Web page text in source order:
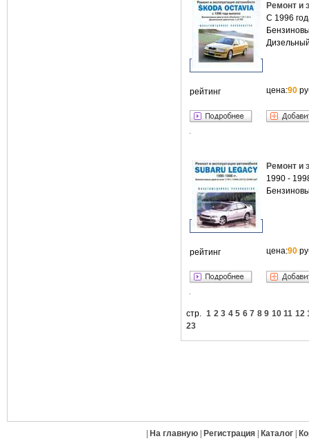
Ремонт и
С 1996
рейтинг цена:90
Ремонт и
1990 -
рейтинг цена:90
стр.1 2 3 4 5 6 7 8 9 10 11 12
23
На главную| Регистрация| Каталог|